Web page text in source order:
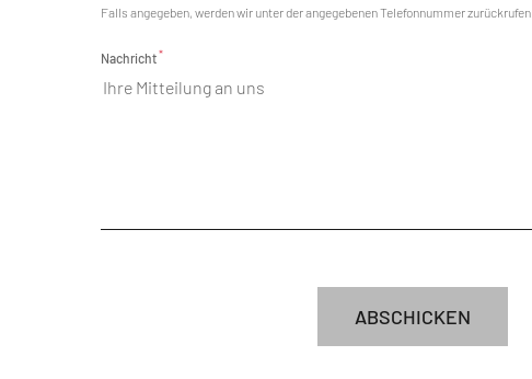
Falls angegeben, werden wir unter der angegebenen Telefonnummer zurückrufen.
Nachricht*
ABSCHICKEN